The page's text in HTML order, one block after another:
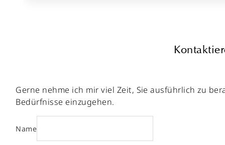
Gerne nehme ich mir viel Zeit, Sie ausführlich zu
Bedürfnisse einzugehen.
Name